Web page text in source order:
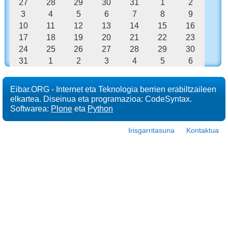
27
28 29 30 31 1
2
3
4 5 6 7 8
9
10
11 12 13 14 15
16
17
18 19 20 21 22
23
24
25 26 27 28 29
30
31
1 2 3 4 5 6
Eibar.ORG - Internet eta Teknologia berrien erabiltzaileen
elkartea. Diseinua eta programazioa: CodeSyntax.
Softwarea: Plone eta Python
Irisgarritasuna Kontaktua